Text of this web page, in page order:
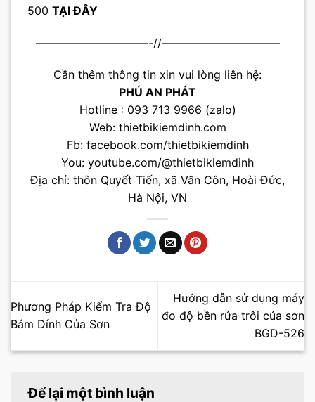
500 TẠI ĐÂY
——————————-//——————————–
Cần thêm thông tin xin vui lòng liên hệ:
PHÚ AN PHÁT
Hotline : 093 713 9966 (zalo)
Web: thietbikiemdinh.com
Fb: facebook.com/thietbikiemdinh
You: youtube.com/@thietbikiemdinh
Địa chỉ: thôn Quyết Tiến, xã Vân Côn, Hoài Đức,
Hà Nội, VN
Phương Pháp Kiểm Tra Độ
Bám Dính Của Sơn
Hướng dẫn sử dụng máy
đo độ bền rửa trôi của sơn
BGD-526
Để lại một bình luận